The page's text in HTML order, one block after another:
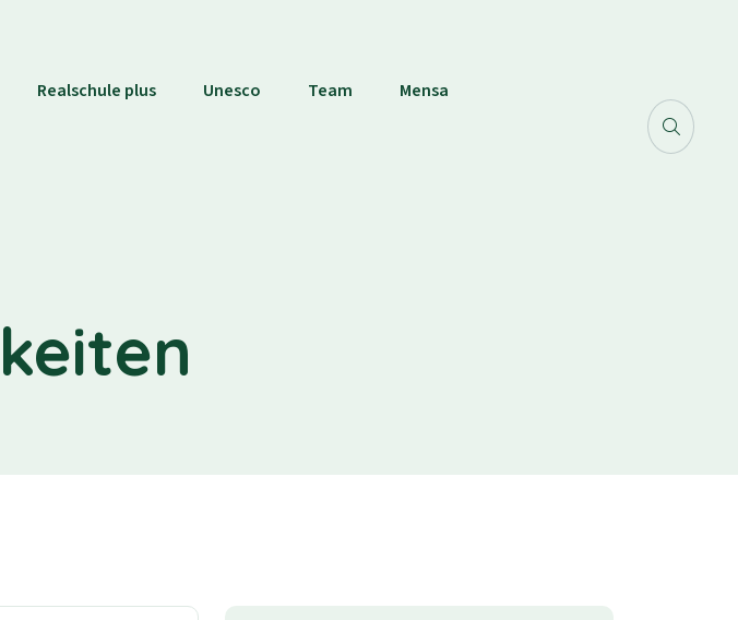
Realschule plus Unesco Team Mensa